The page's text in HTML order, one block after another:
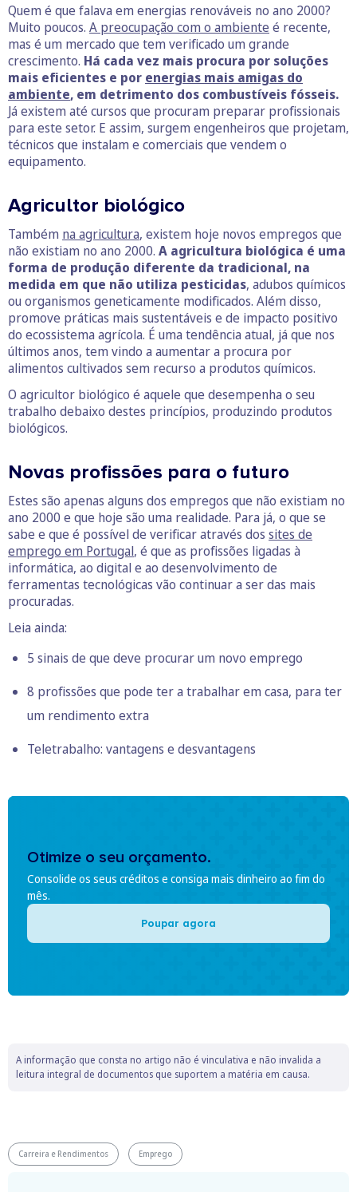
Quem é que falava em energias renováveis no ano 2000?
Muito poucos. A preocupação com o ambiente é recente,
mas é um mercado que tem verificado um grande
crescimento. Há cada vez mais procura por soluções
mais eficientes e por energias mais amigas do
ambiente, em detrimento dos combustíveis fósseis.
Já existem até cursos que procuram preparar profissionais
para este setor. E assim, surgem engenheiros que projetam,
técnicos que instalam e comerciais que vendem o
equipamento.
Agricultor biológico
Também na agricultura, existem hoje novos empregos que
não existiam no ano 2000. A agricultura biológica é uma
forma de produção diferente da tradicional, na
medida em que não utiliza pesticidas, adubos químicos
ou organismos geneticamente modificados. Além disso,
promove práticas mais sustentáveis e de impacto positivo
do ecossistema agrícola. É uma tendência atual, já que nos
últimos anos, tem vindo a aumentar a procura por
alimentos cultivados sem recurso a produtos químicos.
O agricultor biológico é aquele que desempenha o seu
trabalho debaixo destes princípios, produzindo produtos
biológicos.
Novas profissões para o futuro
Estes são apenas alguns dos empregos que não existiam no
ano 2000 e que hoje são uma realidade. Para já, o que se
sabe e que é possível de verificar através dos sites de
emprego em Portugal, é que as profissões ligadas à
informática, ao digital e ao desenvolvimento de
ferramentas tecnológicas vão continuar a ser das mais
procuradas.
Leia ainda:
5 sinais de que deve procurar um novo emprego
8 profissões que pode ter a trabalhar em casa, para ter
um rendimento extra
Teletrabalho: vantagens e desvantagens
Otimize o seu orçamento.
Consolide os seus créditos e consiga mais dinheiro ao fim do
mês.
Poupar agora
A informação que consta no artigo não é vinculativa e não invalida a
leitura integral de documentos que suportem a matéria em causa.
Carreira e Rendimentos Emprego